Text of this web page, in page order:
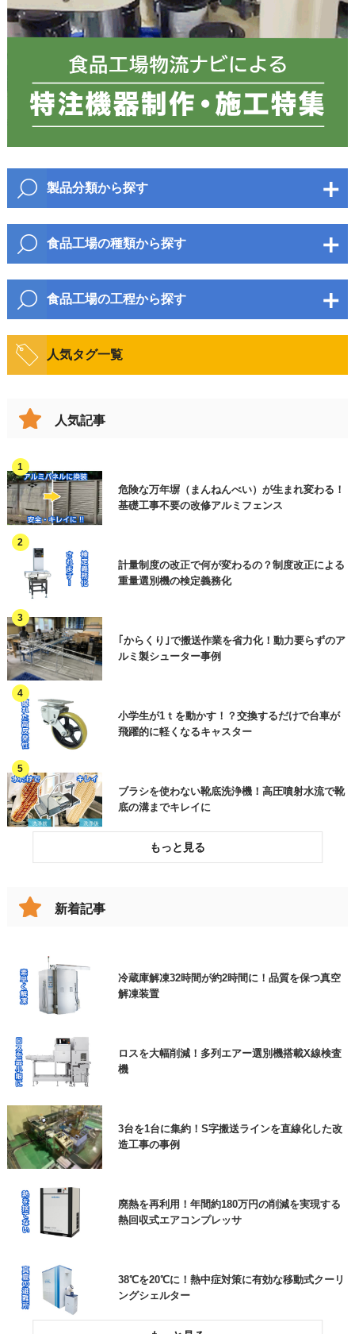
製品分類から探す
包装・梱包資材
包装・梱包機器
検査機
印字機・ラベラー
ロボット
製函機・封函機
省人化・自動化
作業効率アップ
HACCP関連・異物混入対策
作業環境改善
各種工事・メンテナンス
加工品(部品)
その他機械
その他(製品分類)
食品工場の種類から探す
麺・パン 野菜・果物・加工品
水産・のり・加工品 畜産・鶏卵・加工品
菓子類
漬物・佃煮
穀物(麦・米など)
弁当・惣菜 レトルト・スープ
その他(食品以外)
食品工場の工程から探す
開梱・原料投入・混錬 搬送・移動
整列 加工(製品製造)
計量・計数
製函・封緘 箱詰め
パレタイズ
冷凍・冷蔵 洗浄・殺菌
廃棄
人気タグ一覧
人気記事
危険な万年塀（まんねんべい）が生まれ変わる！
基礎工事不要の改修アルミフェンス
計量制度の改正で何が変わるの？制度改正による
重量選別機の検定義務化
｢からくり｣で搬送作業を省力化！動力要らずのア
ルミ製シューター事例
小学生が1ｔを動かす！？交換するだけで台車が
飛躍的に軽くなるキャスター
ブラシを使わない靴底洗浄機！高圧噴射水流で靴
底の溝までキレイに
破損したコンベヤベルトを交換してリスクを低減
新着記事
冷蔵庫解凍32時間が約2時間に！品質を保つ真空
解凍装置
ロスを大幅削減！多列エアー選別機搭載X線検査
機
3台を1台に集約！S字搬送ラインを直線化した改
造工事の事例
廃熱を再利用！年間約180万円の削減を実現する
熱回収式エアコンプレッサ
38℃を20℃に！熱中症対策に有効な移動式クーリ
ングシェルター